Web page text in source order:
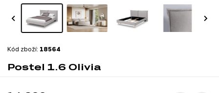
Kód zboží: 18564
Postel 1.6 Olivia